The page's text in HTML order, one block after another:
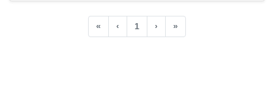
« ‹ 1 › »